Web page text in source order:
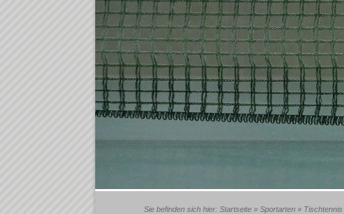
Sie befinden sich hier: Startseite » Sportarten » Tischtennis